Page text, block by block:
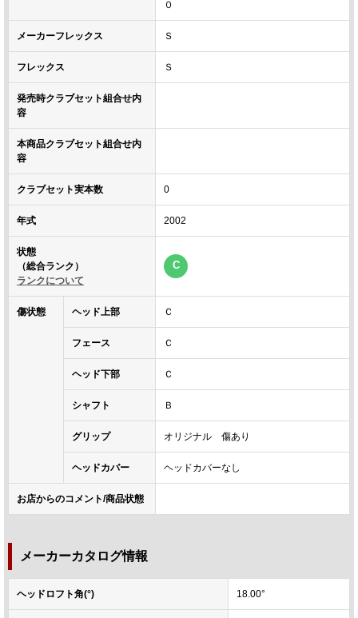
０
メーカーフレックス Ｓ
フレックス Ｓ
発売時クラブセット組合せ内
容
本商品クラブセット組合せ内
容
クラブセット実本数 0
年式 2002
状態
（総合ランク）
ランクについて
C
傷状態 ヘッド上部 Ｃ
フェース Ｃ
ヘッド下部 Ｃ
シャフト Ｂ
グリップ オリジナル 傷あり
ヘッドカバー ヘッドカバーなし
お店からのコメント/商品状態
メーカーカタログ情報
ヘッドロフト角(°) 18.00°